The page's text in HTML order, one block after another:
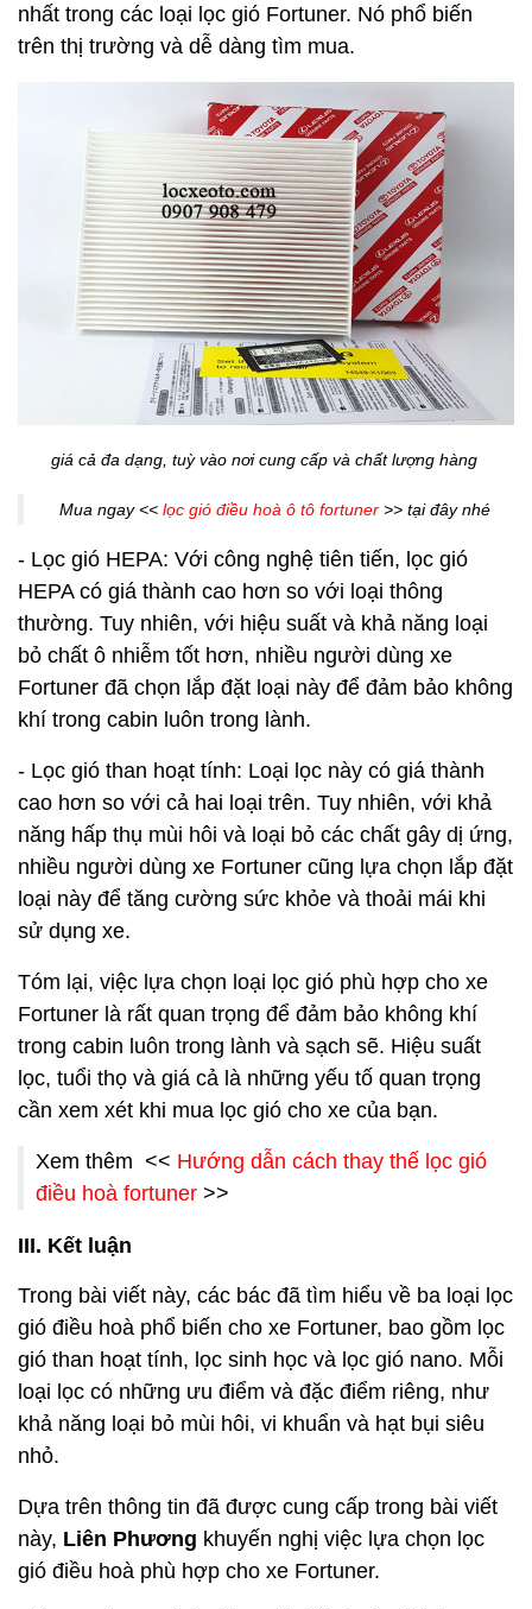
nhất trong các loại lọc gió Fortuner. Nó phổ biến
trên thị trường và dễ dàng tìm mua.
giá cả đa dạng, tuỳ vào nơi cung cấp và chất lượng hàng
Mua ngay << lọc gió điều hoà ô tô fortuner >> tại đây nhé
- Lọc gió HEPA: Với công nghệ tiên tiến, lọc gió
HEPA có giá thành cao hơn so với loại thông
thường. Tuy nhiên, với hiệu suất và khả năng loại
bỏ chất ô nhiễm tốt hơn, nhiều người dùng xe
Fortuner đã chọn lắp đặt loại này để đảm bảo không
khí trong cabin luôn trong lành.
- Lọc gió than hoạt tính: Loại lọc này có giá thành
cao hơn so với cả hai loại trên. Tuy nhiên, với khả
năng hấp thụ mùi hôi và loại bỏ các chất gây dị ứng,
nhiều người dùng xe Fortuner cũng lựa chọn lắp đặt
loại này để tăng cường sức khỏe và thoải mái khi
sử dụng xe.
Tóm lại, việc lựa chọn loại lọc gió phù hợp cho xe
Fortuner là rất quan trọng để đảm bảo không khí
trong cabin luôn trong lành và sạch sẽ. Hiệu suất
lọc, tuổi thọ và giá cả là những yếu tố quan trọng
cần xem xét khi mua lọc gió cho xe của bạn.
Xem thêm << Hướng dẫn cách thay thế lọc gió
điều hoà fortuner >>
III. Kết luận
Trong bài viết này, các bác đã tìm hiểu về ba loại lọc
gió điều hoà phổ biến cho xe Fortuner, bao gồm lọc
gió than hoạt tính, lọc sinh học và lọc gió nano. Mỗi
loại lọc có những ưu điểm và đặc điểm riêng, như
khả năng loại bỏ mùi hôi, vi khuẩn và hạt bụi siêu
nhỏ.
Dựa trên thông tin đã được cung cấp trong bài viết
này, Liên Phương khuyến nghị việc lựa chọn lọc
gió điều hoà phù hợp cho xe Fortuner.